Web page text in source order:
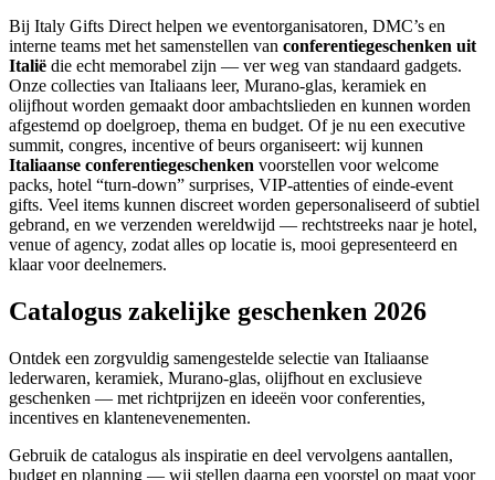
Bij Italy Gifts Direct helpen we eventorganisatoren, DMC’s en
interne teams met het samenstellen van conferentiegeschenken uit
Italië die echt memorabel zijn — ver weg van standaard gadgets.
Onze collecties van Italiaans leer, Murano-glas, keramiek en
olijfhout worden gemaakt door ambachtslieden en kunnen worden
afgestemd op doelgroep, thema en budget. Of je nu een executive
summit, congres, incentive of beurs organiseert: wij kunnen
Italiaanse conferentiegeschenken voorstellen voor welcome
packs, hotel “turn-down” surprises, VIP-attenties of einde-event
gifts. Veel items kunnen discreet worden gepersonaliseerd of subtiel
gebrand, en we verzenden wereldwijd — rechtstreeks naar je hotel,
venue of agency, zodat alles op locatie is, mooi gepresenteerd en
klaar voor deelnemers.
Catalogus zakelijke geschenken 2026
Ontdek een zorgvuldig samengestelde selectie van Italiaanse
lederwaren, keramiek, Murano-glas, olijfhout en exclusieve
geschenken — met richtprijzen en ideeën voor conferenties,
incentives en klantenevenementen.
Gebruik de catalogus als inspiratie en deel vervolgens aantallen,
budget en planning — wij stellen daarna een voorstel op maat voor